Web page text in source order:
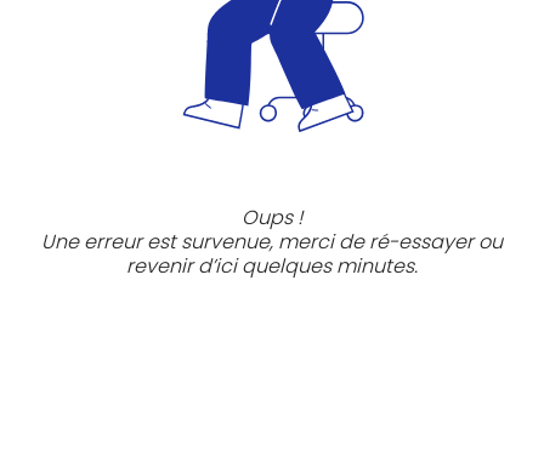
Oups !
Une erreur est survenue, merci de ré-essayer ou
revenir d’ici quelques minutes.